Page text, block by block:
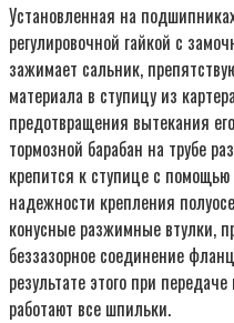
Установленная на
регулировочной гайкой с
зажимает сальник,
материала в ступицу из
предотвращения вытекания
тормозной барабан на трубе
крепится к ступице с
надежности крепления
конусные разжимные втулки,
беззазорное соединение
результате этого при
работают все шпильки.